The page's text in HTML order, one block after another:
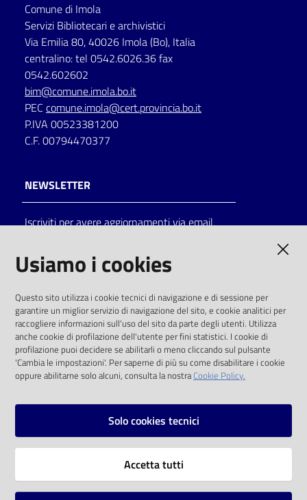
Comune di Imola
Servizi Bibliotecari e archivistici
Via Emilia 80, 40026 Imola (Bo), Italia
centralino: tel 0542.6026.36 fax
0542.602602
bim@comune.imola.bo.it
PEC comune.imola@cert.provincia.bo.it
P.IVA 00523381200
C.F. 00794470377
NEWSLETTER
Iscriviti per avere aggiornamenti via email
solo alle condizioni previste dalla direttiva
comunitaria 2003/98/CE e dal d.lgs. 36/2006
SOCIAL
Instagram
Vai alla pagina
Usiamo i cookies
Questo sito utilizza i cookie tecnici di navigazione e di sessione per
garantire un miglior servizio di navigazione del sito, e cookie analitici per
raccogliere informazioni sull'uso del sito da parte degli utenti. Utilizza
anche cookie di profilazione dell'utente per fini statistici. I cookie di
profilazione puoi decidere se abilitarli o meno cliccando sul pulsante
'Cambia le impostazioni'. Per saperne di più su come disabilitare i cookie
oppure abilitarne solo alcuni, consulta la nostraCookie Policy.
Solo cookies tecnici
Accetta tutti